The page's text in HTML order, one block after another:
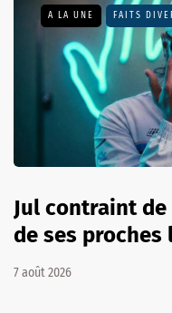
A LA UNE FAITS
Jul contraint
de ses
7 août 2026